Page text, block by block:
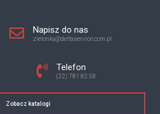
Napisz do nas
zielonka@deltaservice.com.pl
Telefon
(22) 781 82 58
Zobacz katalogi